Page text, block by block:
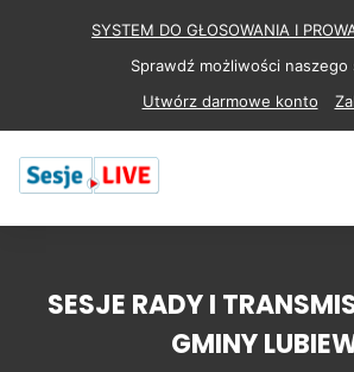
SYSTEM DO GŁOSOWANIA I
Sprawdź możliwości naszego
Utwórz darmowe konto
SESJE RADY I
GMINY